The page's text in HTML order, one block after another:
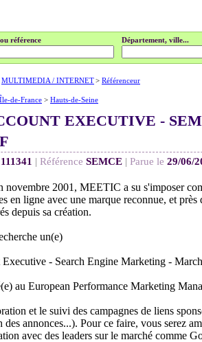
référence Département, ville...
MULTIMEDIA / INTERNET> Référenceur
Île-de-France > Hauts-de-Seine
EXECUTIVE -
111341 | Référence SEMCE | Parue le 29/06/
novembre 2001, MEETIC a su s'imposer
en ligne avec une marque reconnue, et
depuis sa création.
un(e)
- Search Engine Marketing -
au European Performance Marketing
et le suivi des campagnes de liens
des annonces...). Pour ce faire, vous serez
avec des leaders sur le marché comme